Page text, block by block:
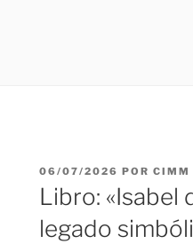
PUBLICADO
EL
06/07/2026 POR CIMM
Libro: «Isabel
legado